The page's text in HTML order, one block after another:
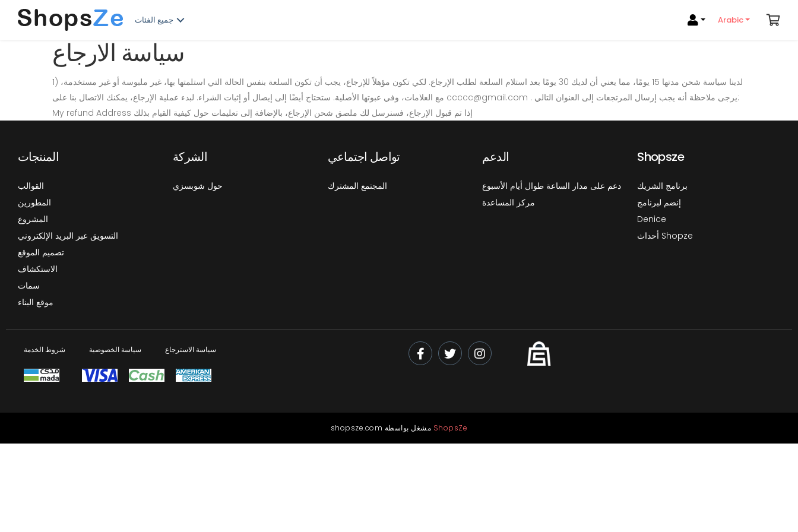
جميع الفئات Arabic
سياسة الارجاع
1) لدينا سياسة شحن مدتها 15 يومًا، مما يعني أن لديك 30 يومًا بعد استلام السلعة لطلب الإرجاع. لكي تكون مؤهلاً للإرجاع، يجب أن تكون السلعة بنفس الحالة التي استلمتها بها، غير ملبوسة أو غير مستخدمة،
ccccc@gmail.com . يرجى ملاحظة أنه يجب إرسال المرتجعات إلى العنوان التالي:
My refund Address إذا تم قبول الإرجاع، فسنرسل لك ملصق شحن الإرجاع، بالإضافة إلى تعليمات حول كيفية القيام بذلك
المنتجات
القوالب
المطورين
المشروع
التسويق عبر البريد الإلكتروني
تصميم الموقع
الاستكشاف
سمات
موقع البناء
الشركة
حول شوبسزي
تواصل اجتماعي
المجتمع المشترك
الدعم
دعم على مدار الساعة طوال أيام الأسبوع
مركز المساعدة
Shopsze
برنامج الشريك
إنضم لبرنامج
Denice
أحداث Shopze
شروط الخدمة سياسة الخصوصية سياسة الاسترجاع
ShopsZe